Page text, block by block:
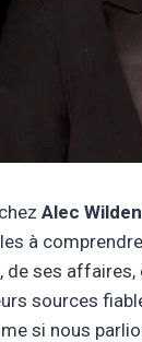
Alec
à
de ses affaires,
sources
si nous